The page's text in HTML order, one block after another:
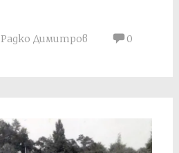
Радко Димитров
0